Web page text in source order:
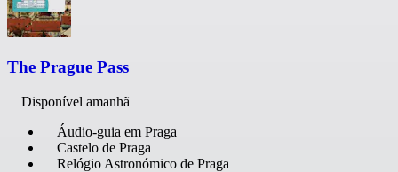
The Prague Pass
Disponível amanhã
Áudio-guia em Praga
Castelo de Praga
Relógio Astronómico de Praga